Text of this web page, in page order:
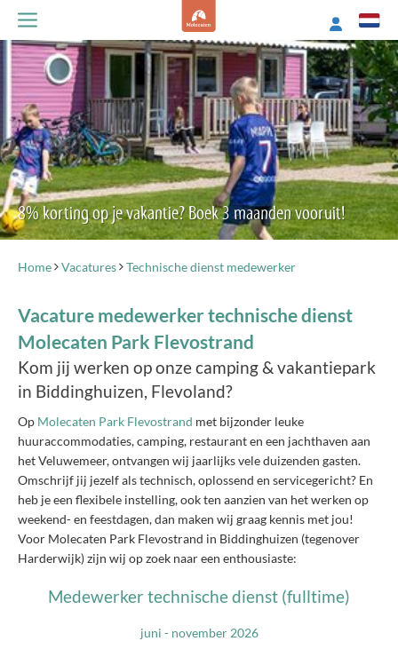
8% korting op je vakantie? Boek 3 maanden vooruit!
Home Vacatures Technische dienst medewerker
Vacature medewerker technische dienst
Molecaten Park Flevostrand
Kom jij werken op onze camping & vakantiepark
in Biddinghuizen, Flevoland?
Op Molecaten Park Flevostrand met bijzonder leuke
huuraccommodaties, camping, restaurant en een jachthaven aan
het Veluwemeer, ontvangen wij jaarlijks vele duizenden gasten.
Omschrijf jij jezelf als technisch, oplossend en servicegericht? En
heb je een flexibele instelling, ook ten aanzien van het werken op
weekend- en feestdagen, dan maken wij graag kennis met jou!
Voor Molecaten Park Flevostrand in Biddinghuizen (tegenover
Harderwijk) zijn wij op zoek naar een enthousiaste:
Medewerker technische dienst (fulltime)
juni - november 2026